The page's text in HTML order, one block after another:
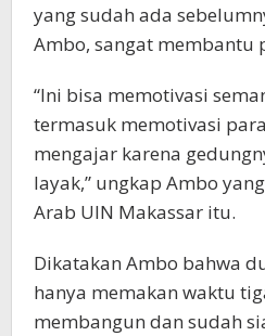
yang sudah ada
Ambo, sangat membantu
“Ini bisa memotivasi
termasuk memotivasi
mengajar karena
layak,” ungkap Ambo
Arab UIN Makassar itu.
Dikatakan Ambo bahwa
hanya memakan waktu
membangun dan sudah